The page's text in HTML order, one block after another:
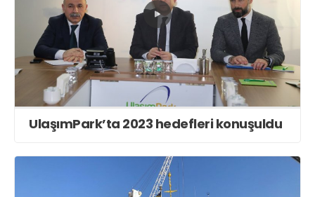
UlaşımPark’ta 2023 hedefleri konuşuldu